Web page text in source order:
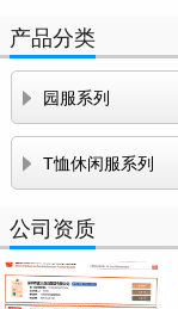
产品分类
 园服系列
 T恤休闲服系列
公司资质